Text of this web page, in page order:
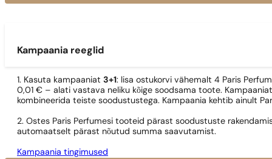
Kampaania reeglid
1. Kasuta kampaaniat 3+1: lisa ostukorvi vähemalt 4 Paris
0,01 € – alati vastava neliku kõige soodsama toote.
kombineerida teiste soodustustega. Kampaania kehtib ainult
2. Ostes Paris Perfumesi tooteid pärast soodustuste
automaatselt pärast nõutud summa saavutamist.
Kampaania tingimused